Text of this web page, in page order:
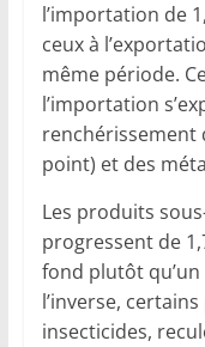
l’importation de
ceux à
même période.
l’importation
renchérissement
point) et des
Les produits
progressent de
fond plutôt
l’inverse,
insecticides,